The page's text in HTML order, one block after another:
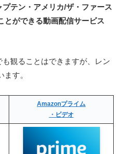
テン・アメリカ/ザ・ファース
とができる動画配信サービス
も観ることはできますが、レン
す。
Amazonプライム
・ビデオ